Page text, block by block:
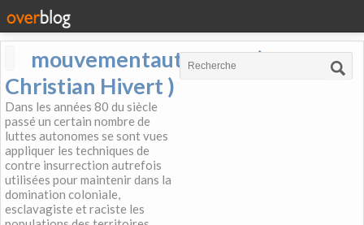
mouvementautonome (
Christian Hivert )
Dans les années 80 du siècle
passé un certain nombre de
luttes autonomes se sont vues
appliquer les techniques de
contre insurrection autrefois
utilisées pour maintenir dans la
domination coloniale,
esclavagiste et raciste les